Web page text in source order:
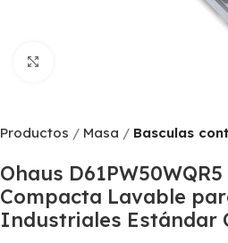
Productos Masa Basculas
Ohaus
Compacta Lavable
Industriales Estándar